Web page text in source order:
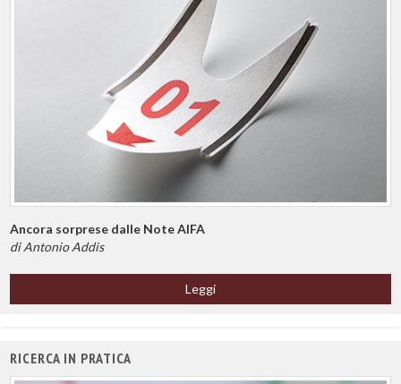
Ancora sorprese dalle Note AIFA
di Antonio Addis
Leggi
RICERCA IN PRATICA